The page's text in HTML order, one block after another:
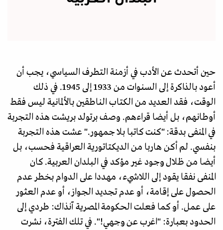
حين أتحدث عن الأدب في أزمنة التطرف السياسي، يجب أن
أعود بالذاكرة إلى السنوات من 1933 إلى 1945. في ذلك
الوقت، فقد العديد من الكتاب الناطقين بالألمانية ليس فقط
أوطانهم، بل أيضا قراءهم. وصف برتولد بريشت هذه التجربة
في المنفى بدقة: "كنت كاتبا بلا جمهور." عشت هذه التجربة
بنفسي. لم أكن هاربا من الديكتاتورية العراقية فحسب، بل
أيضا من ظلال وجود غير مؤكد في البلدان العربية. كان
المنفى نفقا يقود إلى اللاشيء، مهددا على الدوام بخطر عدم
الحصول على إقامة، أو عدم تجديد الجواز، أو عدم العثور
على عمل. أو كما فعلت الحكومة المصرية آنذاك: طردي إلى
الحدود بعبارة: "اغرب عن وجهي!". في تلك الفترة، نشرت